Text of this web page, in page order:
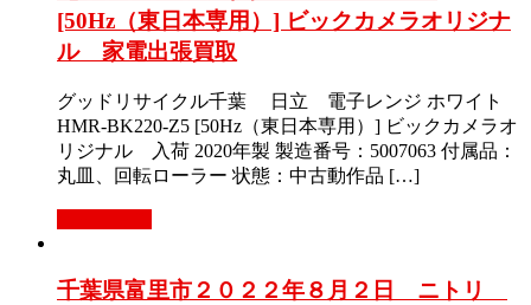
[50Hz（東日本専用）] ビックカメラオリジナ
ル 家電出張買取
グッドリサイクル千葉 日立 電子レンジ ホワイト
HMR-BK220-Z5 [50Hz（東日本専用）] ビックカメラオ
リジナル 入荷 2020年製 製造番号：5007063 付属品：
丸皿、回転ローラー 状態：中古動作品 […]
千葉県富里市２０２２年８月２日 ニトリ